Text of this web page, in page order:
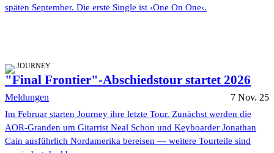
späten September. Die erste Single ist ›One On One‹.
JOURNEY
"Final Frontier"-Abschiedstour startet 2026
Meldungen 7 Nov. 25
Im Februar starten Journey ihre letzte Tour. Zunächst werden die
AOR-Granden um Gitarrist Neal Schon und Keyboarder Jonathan
Cain ausführlich Nordamerika bereisen — weitere Tourteile sind